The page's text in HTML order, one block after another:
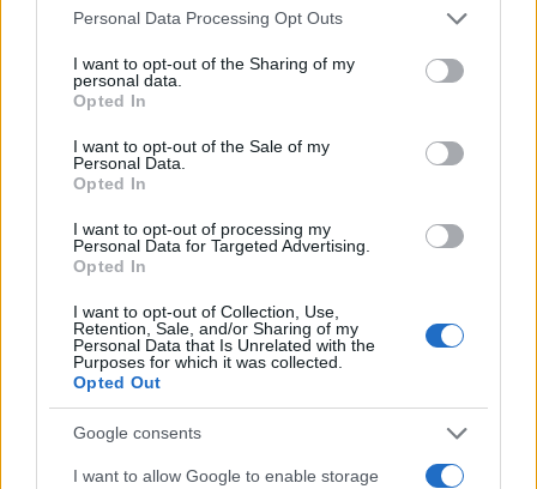
Please note that this website/app uses one or more Google
not limited to your visit or usage behaviour. You may click to
grant or deny consent to Google and its third-party tags to
use your data for below specified purposes in below Google
consent section.
Personal Data Processing Opt Outs
I want to opt-out of the Sharing of my
personal data.
Opted In
I want to opt-out of the Sale of my
Personal Data.
Opted In
I want to opt-out of processing my
Personal Data for Targeted Advertising.
Opted In
I want to opt-out of Collection, Use,
Retention, Sale, and/or Sharing of my
Personal Data that Is Unrelated with the
Purposes for which it was collected.
Opted Out
Google consents
I want to allow Google to enable storage
Mario Malu
Paolo Pinna
I nostri cari
I nostri cari